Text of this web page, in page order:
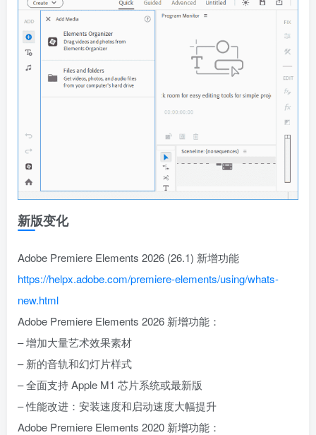
新版变化
Adobe Premiere Elements 2026 (26.1) 新增功能
https://helpx.adobe.com/premiere-elements/using/whats-
new.html
Adobe Premiere Elements 2026 新增功能：
– 增加大量艺术效果素材
– 新的音轨和幻灯片样式
– 全面支持 Apple M1 芯片系统或最新版
– 性能改进：安装速度和启动速度大幅提升
Adobe Premiere Elements 2020 新增功能：